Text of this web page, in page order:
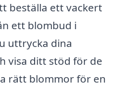
beställa ett vackert
ett blombud i
uttrycka dina
visa ditt stöd för de
rätt blommor för en